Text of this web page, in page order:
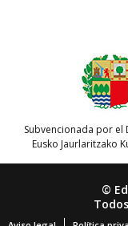
Subvencionada por el
Eusko Jaurlaritzako
©